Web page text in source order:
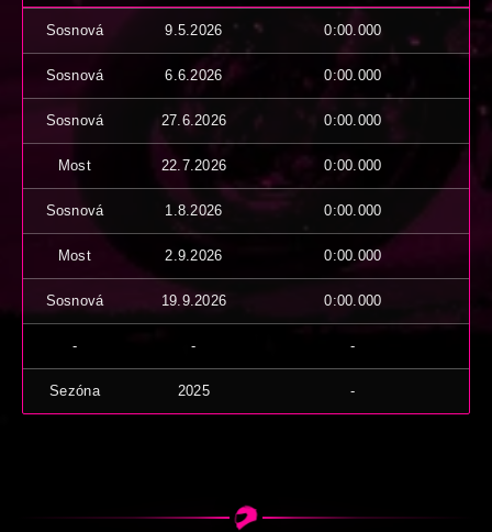
Sosnová 9.5.2026 0:00.000
Sosnová 6.6.2026 0:00.000
Sosnová 27.6.2026 0:00.000
Most 22.7.2026 0:00.000
Sosnová 1.8.2026 0:00.000
Most 2.9.2026 0:00.000
Sosnová 19.9.2026 0:00.000
- - -
Sezóna 2025 -